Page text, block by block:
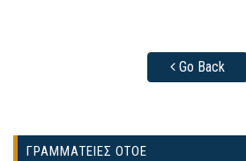
Go Back
ΓΡΑΜΜΑΤΕΙΕΣ ΟΤΟΕ